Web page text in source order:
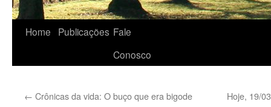
Home Publicações Fale
Conosco
← Crônicas da vida: O buço que era bigode Hoje, 19/